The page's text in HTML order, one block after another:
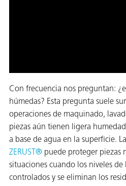
Con frecuencia nos preguntan:
húmedas? Esta pregunta suele
operaciones de maquinado,
piezas aún tienen ligera
a base de agua en la superficie. La
ZERUST® puede proteger piezas
situaciones cuando los niveles de
controlados y se eliminan los
Óxido